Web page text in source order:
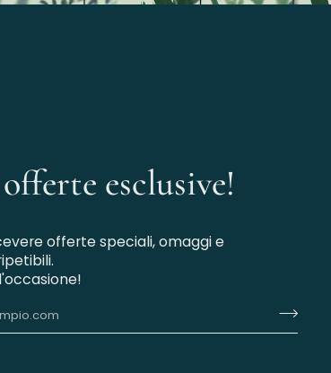
esclusive!
offerte speciali, omaggi e